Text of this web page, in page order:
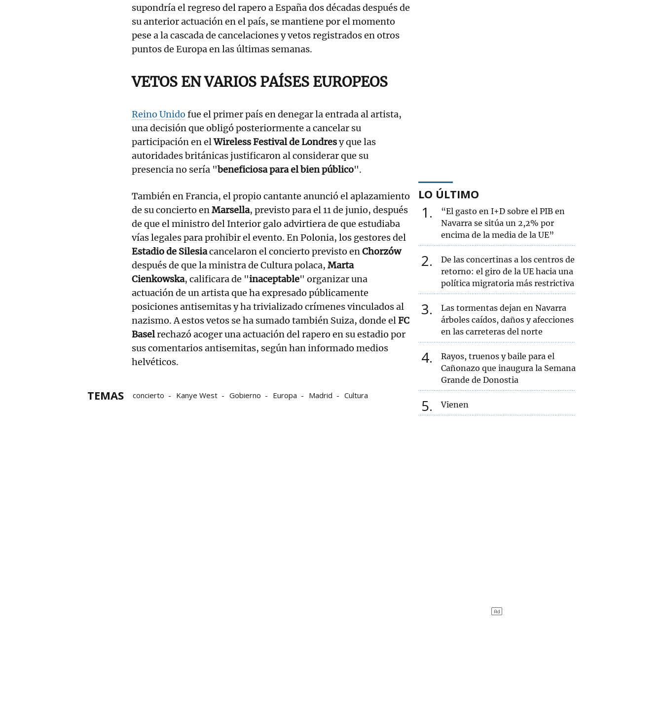
supondría el regreso del rapero a España dos décadas después de
su anterior actuación en el país, se mantiene por el momento
pese a la cascada de cancelaciones y vetos registrados en otros
puntos de Europa en las últimas semanas.
VETOS EN VARIOS PAÍSES EUROPEOS
Reino Unido fue el primer país en denegar la entrada al artista,
una decisión que obligó posteriormente a cancelar su
participación en elWireless Festival de Londresy que las
autoridades británicas justificaron al considerar que su
presencia no sería "beneficiosa para el bien público".
También en Francia, el propio cantante anunció el aplazamiento
de su concierto enMarsella, previsto para el 11 de junio, después
de que el ministro del Interior galo advirtiera de que estudiaba
vías legales para prohibir el evento. En Polonia, los gestores del
Estadio de Silesiacancelaron el concierto previsto enChorzów
después de que la ministra de Cultura polaca, Marta
Cienkowska, calificara de "inaceptable" organizar una
actuación de un artista que ha expresado públicamente
posiciones antisemitas y ha trivializado crímenes vinculados al
nazismo. A estos vetos se ha sumado también Suiza, donde elFC
Baselrechazó acoger una actuación del rapero en su estadio por
sus comentarios antisemitas, según han informado medios
helvéticos.
TEMAS concierto Kanye West Gobierno Europa Madrid Cultura
LO ÚLTIMO
1
“El gasto en I+D sobre el PIB en
Navarra se sitúa un 2,2% por
encima de la media de la UE”
2
De las concertinas a los centros de
retorno: el giro de la UE hacia una
política migratoria más restrictiva
3
Las tormentas dejan en Navarra
árboles caídos, daños y afecciones
en las carreteras del norte
4
Rayos, truenos y baile para el
Cañonazo que inaugura la Semana
Grande de Donostia
5 Vienen